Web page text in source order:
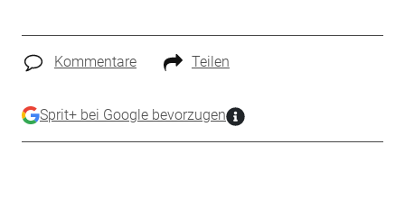
Kommentare Teilen
Sprit+ bei Google bevorzugen